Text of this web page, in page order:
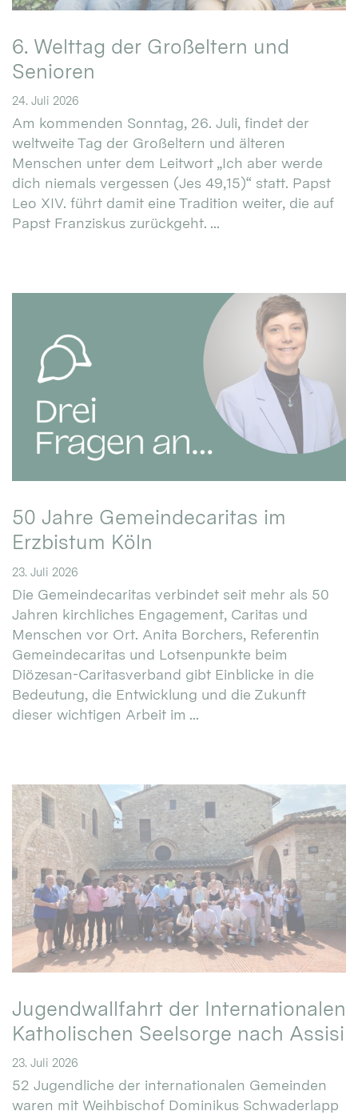
6. Welttag der Großeltern und
Senioren
24. Juli 2026
Am kommenden Sonntag, 26. Juli, findet der
weltweite Tag der Großeltern und älteren
Menschen unter dem Leitwort „Ich aber werde
dich niemals vergessen (Jes 49,15)“ statt. Papst
Leo XIV. führt damit eine Tradition weiter, die auf
Papst Franziskus zurückgeht. ...
50 Jahre Gemeindecaritas im
Erzbistum Köln
23. Juli 2026
Die Gemeindecaritas verbindet seit mehr als 50
Jahren kirchliches Engagement, Caritas und
Menschen vor Ort. Anita Borchers, Referentin
Gemeindecaritas und Lotsenpunkte beim
Diözesan-Caritasverband gibt Einblicke in die
Bedeutung, die Entwicklung und die Zukunft
dieser wichtigen Arbeit im ...
Jugendwallfahrt der Internationalen
Katholischen Seelsorge nach Assisi
23. Juli 2026
52 Jugendliche der internationalen Gemeinden
waren mit Weihbischof Dominikus Schwaderlapp